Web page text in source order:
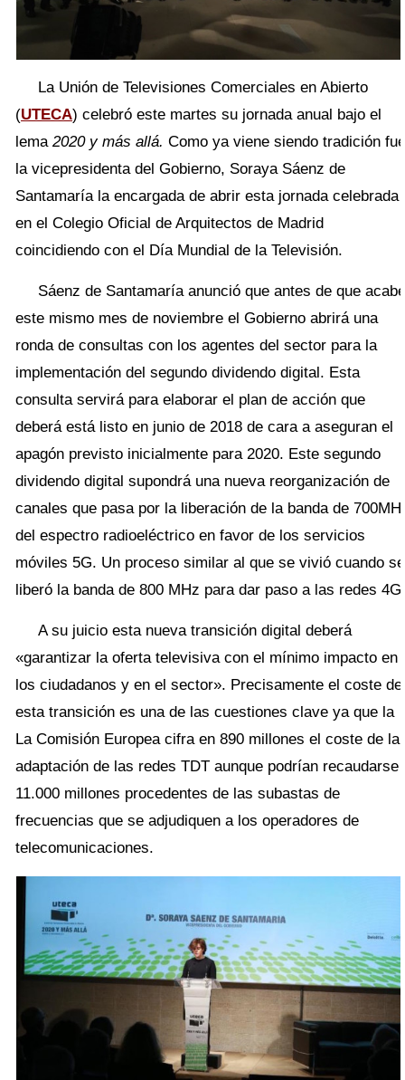
La Unión de Televisiones Comerciales en Abierto
(UTECA) celebró este martes su jornada anual bajo el
lema 2020 y más allá. Como ya viene siendo tradición fue
la vicepresidenta del Gobierno, Soraya Sáenz de
Santamaría la encargada de abrir esta jornada celebrada
en el Colegio Oficial de Arquitectos de Madrid
coincidiendo con el Día Mundial de la Televisión.
Sáenz de Santamaría anunció que antes de que acabe
este mismo mes de noviembre el Gobierno abrirá una
ronda de consultas con los agentes del sector para la
implementación del segundo dividendo digital. Esta
consulta servirá para elaborar el plan de acción que
deberá está listo en junio de 2018 de cara a aseguran el
apagón previsto inicialmente para 2020. Este segundo
dividendo digital supondrá una nueva reorganización de
canales que pasa por la liberación de la banda de
del espectro radioeléctrico en favor de los servicios
móviles 5G. Un proceso similar al que se vivió cuando se
liberó la banda de 800 MHz para dar paso a las redes 4G.
A su juicio esta nueva transición digital deberá
«garantizar la oferta televisiva con el mínimo impacto en
los ciudadanos y en el sector». Precisamente el coste de
esta transición es una de las cuestiones clave ya que la
La Comisión Europea cifra en 890 millones el coste de la
adaptación de las redes TDT aunque podrían recaudarse
11.000 millones procedentes de las subastas de
frecuencias que se adjudiquen a los operadores de
telecomunicaciones.